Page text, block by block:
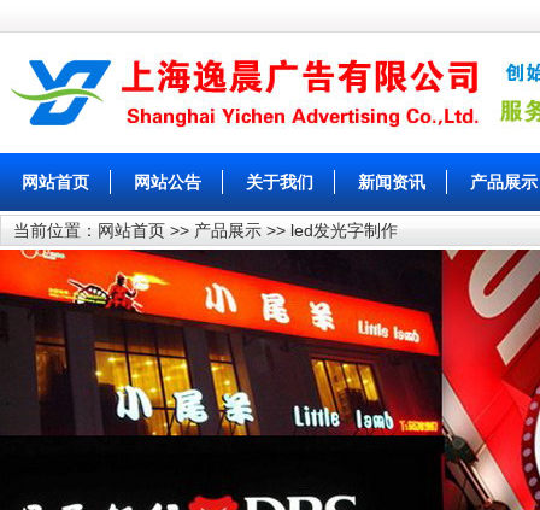
网站首页 网站公告 关于我们 新闻资讯 产品展示
当前位置： 网站首页 >> 产品展示 >> led发光字制作